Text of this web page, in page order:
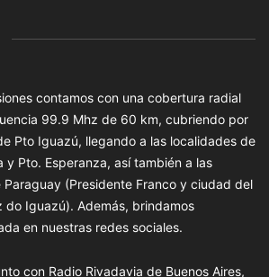
contamos con una cobertura radial
99.9 Mhz de 60 km, cubriendo por
Pto Iguazú, llegando a las localidades de
y Pto. Esperanza, así también a las
(Presidente Franco y ciudad del
do Iguazú). Además, brindamos
en nuestras redes sociales.
con Radio Rivadavia de Buenos Aires,